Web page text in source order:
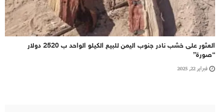
العثور على خشب نادر جنوب اليمن للبيع الكيلو الواحد ب 2520 دولار
“صورة”
فبراير 22, 2025